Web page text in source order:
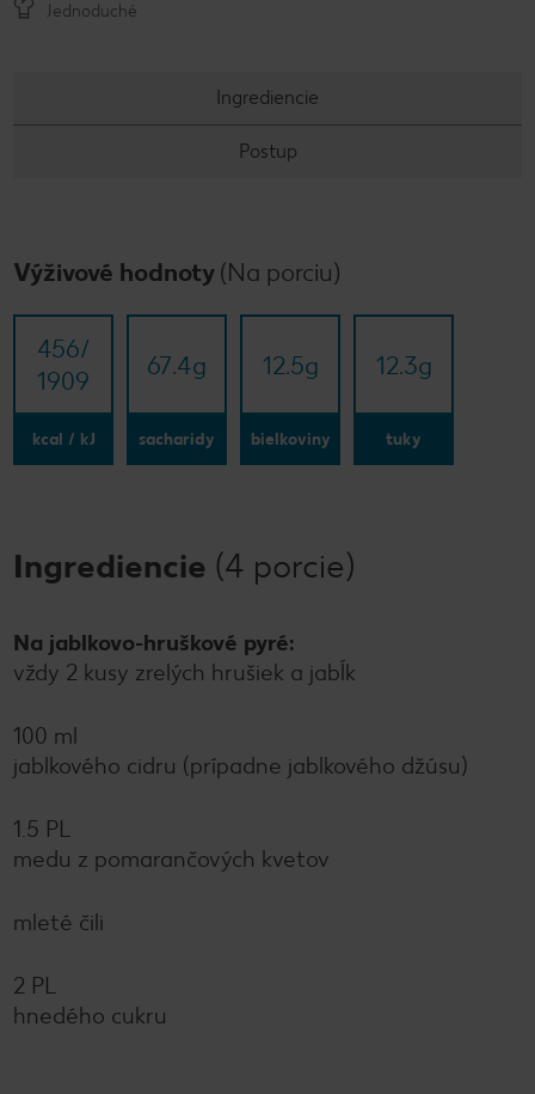
Jednoduché
Ingrediencie
Postup
Výživové hodnoty (Na porciu)
456/​
1909
kcal / kJ
67.4g
sacharidy
12.5g
bielkoviny
12.3g
tuky
Ingrediencie (4 porcie)
Na jablkovo-hruškové pyré:
vždy 2 kusy zrelých hrušiek a jabĺk
100 ml
jablkového cidru (prípadne jablkového džúsu)
1.5 PL
medu z pomarančových kvetov
mleté čili
2 PL
hnedého cukru